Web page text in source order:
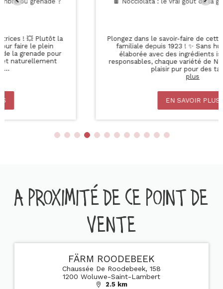
Plongez dans le savoir-faire de cette marque italienne
familiale depuis 1923 ! ✨ Sans huile de palme et
élaborée avec des ingrédients issus de filières
responsables, chaque variété de Nocciolata cache un
A PROXIMITÉ DE CE POINT DE
VENTE
FÄRM ROODEBEEK
Chaussée De Roodebeek, 158
1200 Woluwe-Saint-Lambert
2.5 km